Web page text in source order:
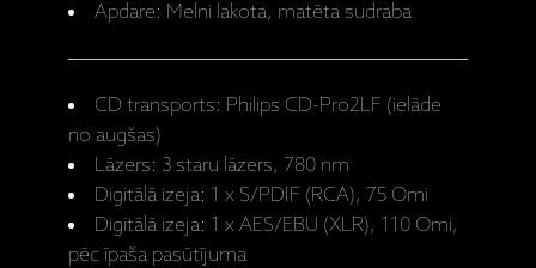
Apdare: Melni lakota, matēta sudraba
CD transports: Philips CD-Pro2LF (ielāde
no augšas)
Lāzers: 3 staru lāzers, 780 nm
Digitālā izeja: 1 x S/PDIF (RCA), 75 Omi
Digitālā izeja: 1 x AES/EBU (XLR), 110 Omi,
pēc īpaša pasūtījuma